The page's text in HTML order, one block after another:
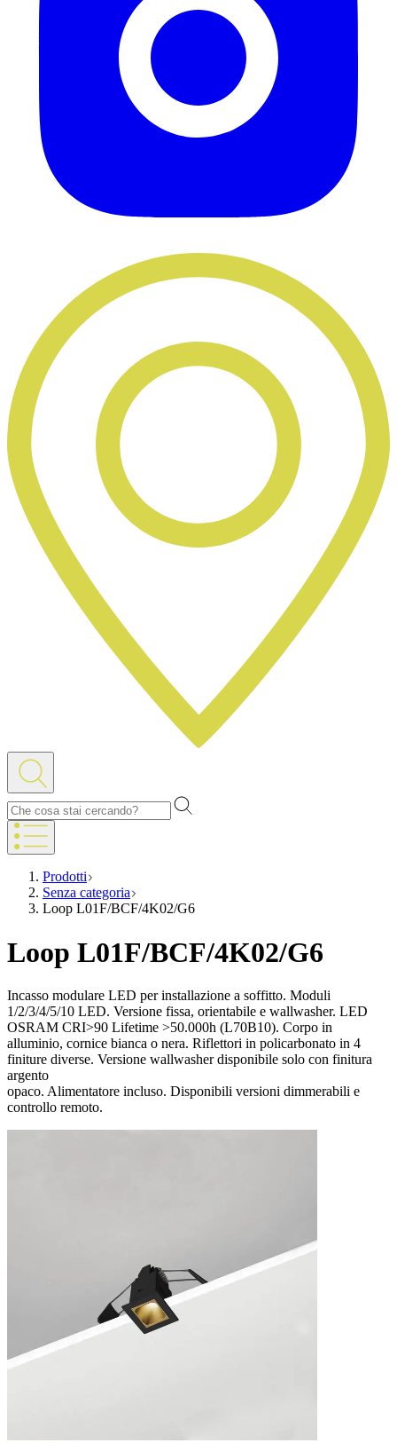
Prodotti
Senza categoria
Loop L01F/BCF/4K02/G6
Loop L01F/BCF/4K02/G6
Incasso modulare LED per installazione a soffitto. Moduli
1/2/3/4/5/10 LED. Versione fissa, orientabile e wallwasher. LED
OSRAM CRI>90 Lifetime >50.000h (L70B10). Corpo in
alluminio, cornice bianca o nera. Riflettori in policarbonato in 4
finiture diverse. Versione wallwasher disponibile solo con finitura
argento
opaco. Alimentatore incluso. Disponibili versioni dimmerabili e
controllo remoto.